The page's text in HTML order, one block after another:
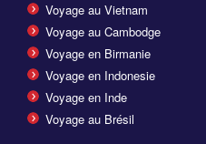
Voyage au Vietnam
Voyage au Cambodge
Voyage en Birmanie
Voyage en Indonesie
Voyage en Inde
Voyage au Brésil